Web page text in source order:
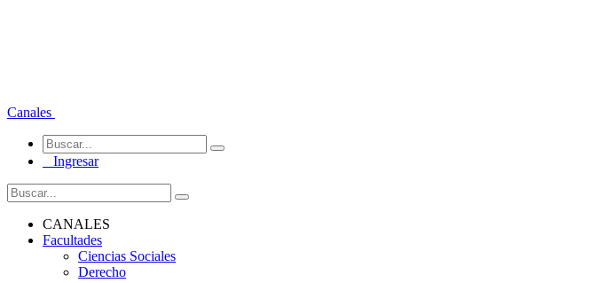
Canales
Ingresar
CANALES
Facultades
Ciencias Sociales
Derecho